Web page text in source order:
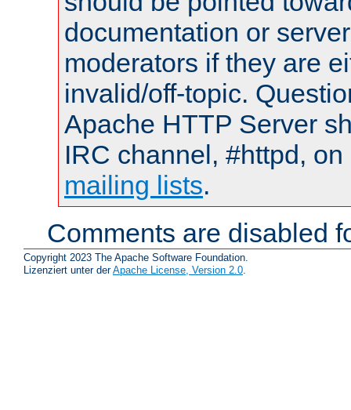
documentation or
moderators if they are
invalid/off-topic.
Apache HTTP Server
IRC channel, #httpd,
mailing lists.
Comments are disabled
Copyright 2023 The Apache Software Foundation.
Lizenziert unter derApache License, Version 2.0